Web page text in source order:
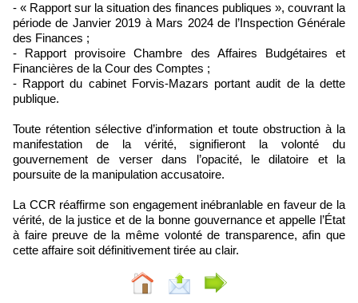
- « Rapport sur la situation des finances publiques », couvrant la
période de Janvier 2019 à Mars 2024 de l’Inspection Générale
des Finances ;
- Rapport provisoire Chambre des Affaires Budgétaires et
Financières de la Cour des Comptes ;
- Rapport du cabinet Forvis-Mazars portant audit de la dette
publique.
Toute rétention sélective d’information et toute obstruction à la
manifestation de la vérité, signifieront la volonté du
gouvernement de verser dans l’opacité, le dilatoire et la
poursuite de la manipulation accusatoire.
La CCR réaffirme son engagement inébranlable en faveur de la
vérité, de la justice et de la bonne gouvernance et appelle l’État
à faire preuve de la même volonté de transparence, afin que
cette affaire soit définitivement tirée au clair.